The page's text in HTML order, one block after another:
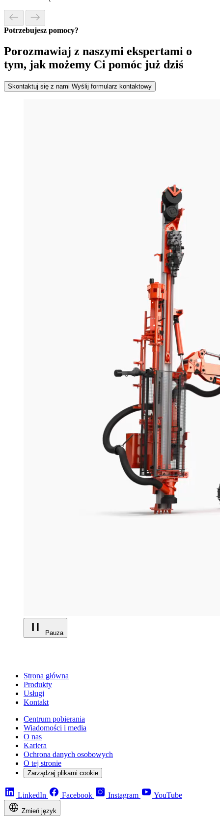
Potrzebujesz pomocy?
Porozmawiaj z naszymi ekspertami o
tym, jak możemy Ci pomóc już dziś
Skontaktuj się z nami Wyślij formularz kontaktowy
Pauza
Strona główna
Produkty
Usługi
Kontakt
Centrum pobierania
Wiadomości i media
O nas
Kariera
Ochrona danych osobowych
O tej stronie
Zarządzaj plikami cookie
LinkedIn Facebook Instagram YouTube
Zmień język